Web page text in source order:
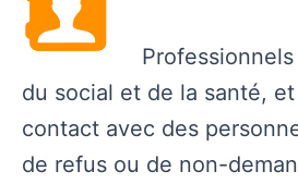
Professionnels
du social et de la santé,
contact avec des
de refus ou de non-